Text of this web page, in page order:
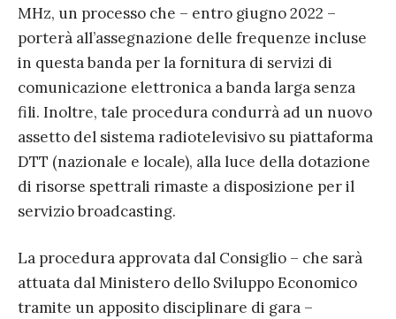
MHz, un processo che – entro giugno 2022 –
porterà all’assegnazione delle frequenze incluse
in questa banda per la fornitura di servizi di
comunicazione elettronica a banda larga senza
fili. Inoltre, tale procedura condurrà ad un nuovo
assetto del sistema radiotelevisivo su piattaforma
DTT (nazionale e locale), alla luce della dotazione
di risorse spettrali rimaste a disposizione per il
servizio broadcasting.
La procedura approvata dal Consiglio – che sarà
attuata dal Ministero dello Sviluppo Economico
tramite un apposito disciplinare di gara –